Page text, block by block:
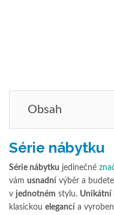
Obsah
Série nábytku
Série nábytku jedinečné
vám usnadní výběr a
v jednotném stylu. Unikátní
klasickou elegancí a